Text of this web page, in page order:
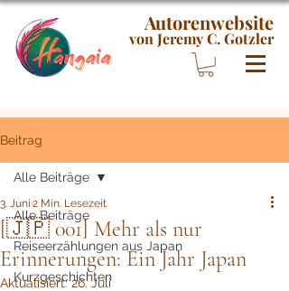
Autorenwebsite
von Jeremy C. Gotzler
Beitrag
Alle Beiträge
Reiseerzählungen aus Japan
Kurzgeschichten
Alle Beiträge
[🇯🇵 001] Mehr als nur
Erinnerungen: Ein Jahr Japan
3. Juni 2 Min. Lesezeit
Aktualisiert:26. Juli